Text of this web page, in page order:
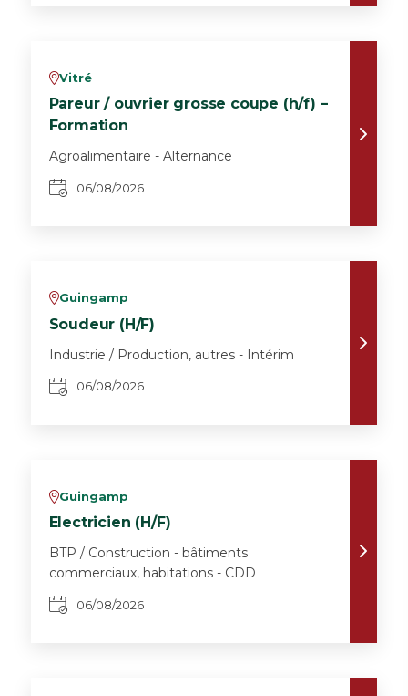
vVitré
Pareur / ouvrier grosse coupe (h/f) –
Formation
Agroalimentaire - Alternance
06/08/2026
vGuingamp
Soudeur (H/F)
Industrie / Production, autres - Intérim
06/08/2026
vGuingamp
Electricien (H/F)
BTP / Construction - bâtiments
commerciaux, habitations - CDD
06/08/2026